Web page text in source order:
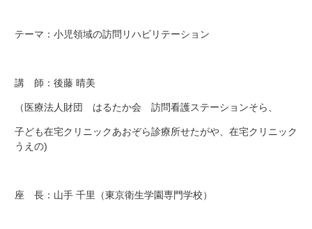
テーマ：小児領域の訪問リハビリテーション
講 師：後藤 晴美
（医療法人財団 はるたか会 訪問看護ステーションそら、
子ども在宅クリニックあおぞら診療所せたがや、在宅クリニック
うえの)
座 長：山手 千里（東京衛生学園専門学校）